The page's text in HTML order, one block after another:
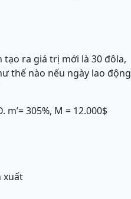
tạo ra giá trị mới là 30 đôla,
thế nào nếu ngày lao động
m’= 305%, M = 12.000$
xuất